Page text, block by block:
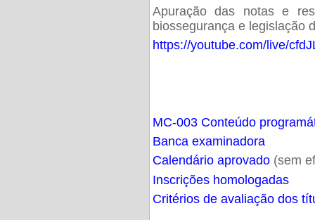
Apuração das notas e
biossegurança e legislação
https://youtube.com/live/
MC-003 Conteúdo
Banca examinadora
Calendário aprovado(sem
Inscrições homologadas
Critérios de avaliação dos